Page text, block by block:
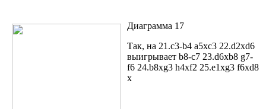
Диаграмма 17
Так, на 21.c3-b4 a5xc3 22.d2xd6
выигрывает b8-c7 23.d6xb8 g7-
f6 24.b8xg3 h4xf2 25.e1xg3 f6xd8
х